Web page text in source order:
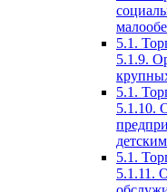
5.1.
5.1.9.
5.1.
5.1.10.
5.1.
5.1.11.